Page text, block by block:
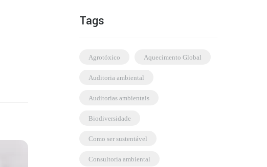
Tags
agrotóxico Aquecimento Global
auditoria ambiental
auditorias ambientais
biodiversidade
como ser sustentável
consultoria ambiental